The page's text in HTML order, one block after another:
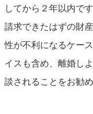
してから２年以内で
請求できたはずの財
性が不利になるケー
イスも含め、離婚し
談されることをお勧め